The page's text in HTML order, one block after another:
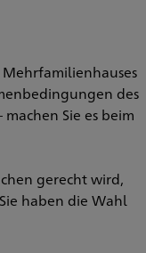
des
Sie es beim
gerecht wird,
haben die Wahl